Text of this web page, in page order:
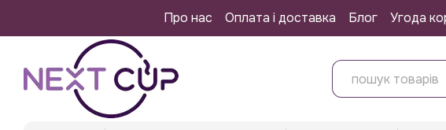
Перейти до основного контентуПро нас Оплата і доставка Блог Угода